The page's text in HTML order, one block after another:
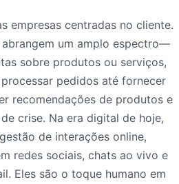
empresas centradas no cliente.
abrangem um amplo espectro—
sobre produtos ou serviços,
pedidos até fornecer
recomendações de produtos e
crise. Na era digital de hoje,
de interações online,
redes sociais, chats ao vivo e
Eles são o toque humano em